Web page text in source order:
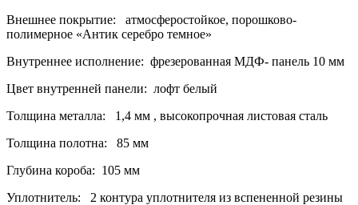
Внешнее покрытие: атмосферостойкое, порошково-
полимерное «Антик серебро темное»
Внутреннее исполнение: фрезерованная МДФ- панель 10 мм
Цвет внутренней панели: лофт белый
Толщина металла: 1,4 мм , высокопрочная листовая сталь
Толщина полотна: 85 мм
Глубина короба: 105 мм
Уплотнитель: 2 контура уплотнителя из вспененной резины